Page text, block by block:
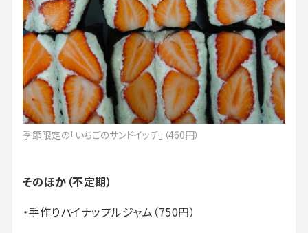
季節限定の「いちごのサンドイッチ」（460円）
そのほか（不定期）
・手作りパイナップルジャム（750円）